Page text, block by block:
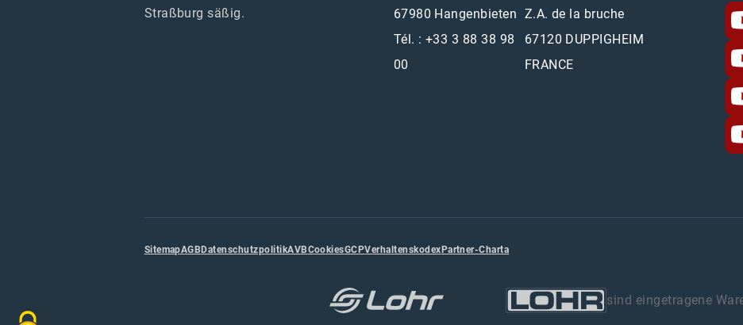
Straßburg säßig.
67980 Hangenbieten
Tél. : +33 3 88 38 98
00
Z.A. de la bruche
67120 DUPPIGHEIM
FRANCE
SitemapAGBDatenschutzpolitikAVBCookiesGCPVerhaltenskodexPartner-Charta
sind eingetragene